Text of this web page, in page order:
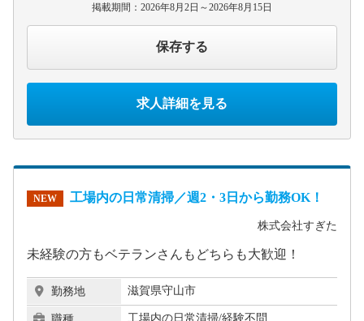
掲載期間：2026年8月2日～2026年8月15日
保存する
求人詳細を見る
NEW 工場内の日常清掃／週2・3日から勤務OK！
株式会社すぎた
未経験の方もベテランさんもどちらも大歓迎！
勤務地 滋賀県守山市
工場内の日常清掃/経験不問